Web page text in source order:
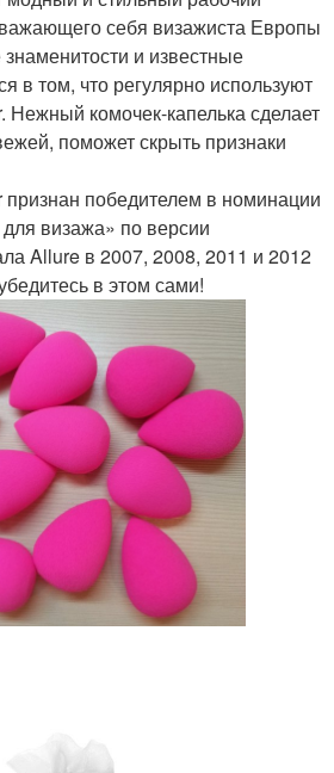
себя визажиста Европы
и известные
в том, что регулярно используют
комочек-капелька сделает
поможет скрыть признаки
победителем в номинации
визажа» по версии
Allure в 2007, 2008, 2011 и 2012
в этом сами!